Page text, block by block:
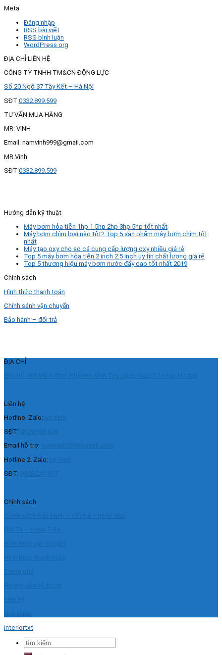
Meta
Đăng nhập
RSS bài viết
RSS bình luận
WordPress.org
ĐỊA CHỈ LIÊN HỆ
CÔNG TY TNHH TM&CN ĐỘNG LỰC
Số 20 Ngõ 37 Tây Kết – Hà Nội
SĐT:0332.899.599
TƯ VẤN MUA HÀNG
MR: VINH
Email: namvinh999@gmail.com
MR.Vinh
SĐT:0332.899.599
Hướng dẫn kỹ thuật
Máy bơm hỏa tiễn 1hp 1.5hp 2hp 3hp 5hp tốt nhất
Máy bơm chìm loại nào tốt? Top 5 sản phẩm máy bơm chìm tốt
nhất
Máy tạo oxy cho ao cá cung cấp lượng oxy nhiều giá rẻ
Top 5 máy bơm hỏa tiễn 2 inch 2.5 inch uy tín chất lượng giá rẻ
Top 5 thương hiệu máy bơm nước đẩy cao tốt nhất 2019
Chính sách
Hình thức thanh toán
Chính sánh vận chuyển
Bảo hành – đổi trả
ĐỊA CHỈ
Liên hệ
Hotline: Zalo:
SĐT:
Email hỗ trợ:
Hotline 2: Zalo:
SĐT:
Chính sách
interiortxt
Tìm
kiếm: